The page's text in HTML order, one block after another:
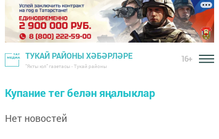
ТУКАЙ РАЙОНЫ ХӘБӘРЛӘРЕ
"Якты юл" газетасы - Тукай районы
16+
Купание тег белән яңалыклар
Нет новостей